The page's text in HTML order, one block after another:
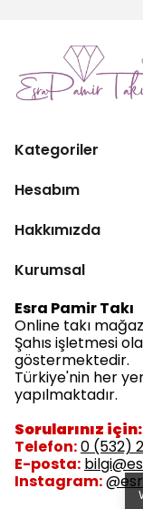
Kategoriler
Hesabım
Hakkımızda
Kurumsal
Esra Pamir Takı
Online takı
Şahıs işletmesi
göstermektedir.
Türkiye'nin her
yapılmaktadır.
Sorularınız için:
Telefon:0 (532)
E-posta:
Instagram: